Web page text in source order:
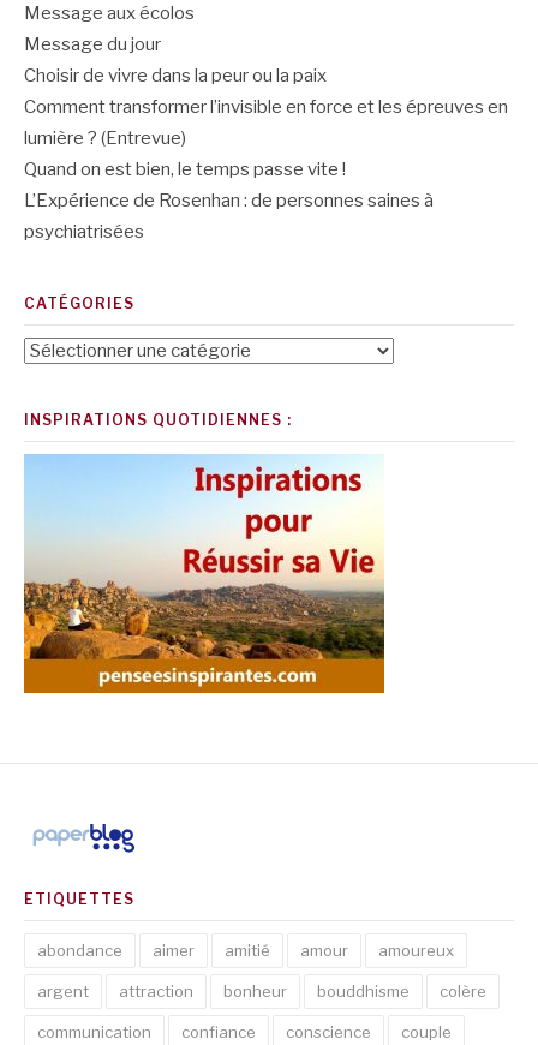
Message aux écolos
Message du jour
Choisir de vivre dans la peur ou la paix
Comment transformer l’invisible en force et les épreuves en
lumière ? (Entrevue)
Quand on est bien, le temps passe vite !
L’Expérience de Rosenhan : de personnes saines à
psychiatrisées
CATÉGORIES
Catégories
INSPIRATIONS QUOTIDIENNES :
ETIQUETTES
abondance aimer amitié amour amoureux
argent attraction bonheur bouddhisme colère
communication confiance conscience couple